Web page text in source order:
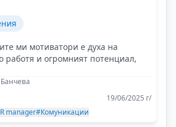
ми мотиватори е духа на
работя и огромният потенциал,
19/06/2025 г/
manager#Комуникации